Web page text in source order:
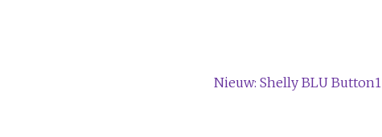
Nieuw: Shelly BLU Button1